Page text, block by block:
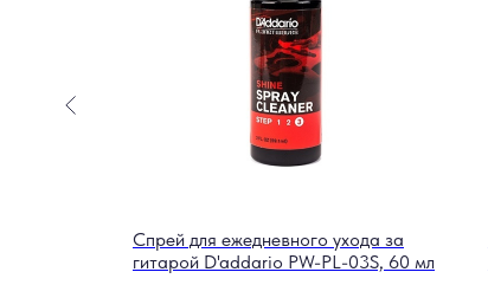
Спрей для ежедневного ухода за
гитарой D'addario PW-PL-03S, 60 мл